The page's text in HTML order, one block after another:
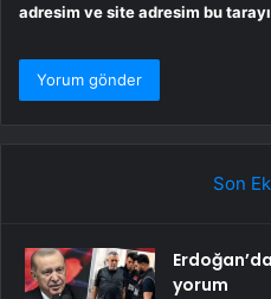
adresim ve site adresim bu
Son
yorum